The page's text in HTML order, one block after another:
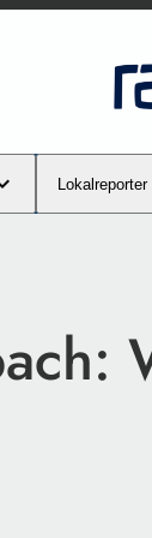
Lokalreporter